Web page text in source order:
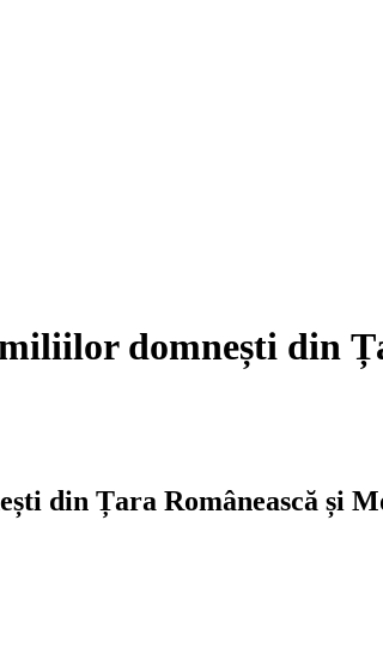
domnești din
din Țara Românească și